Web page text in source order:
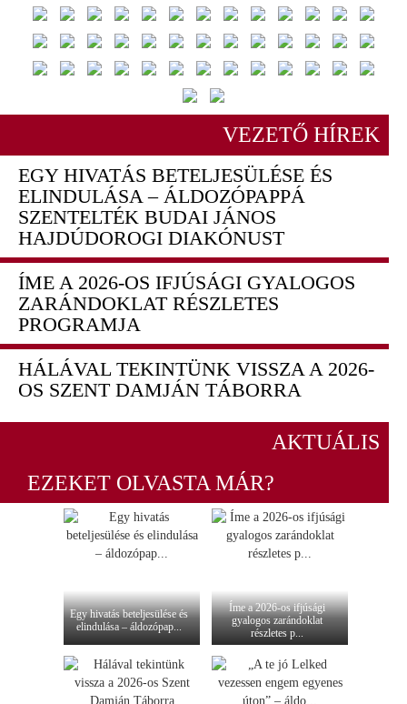
VEZETŐ HÍREK
EGY HIVATÁS BETELJESÜLÉSE ÉS
ELINDULÁSA – ÁLDOZÓPAPPÁ
SZENTELTÉK BUDAI JÁNOS
HAJDÚDOROGI DIAKÓNUST
ÍME A 2026-OS IFJÚSÁGI GYALOGOS
ZARÁNDOKLAT RÉSZLETES
PROGRAMJA
HÁLÁVAL TEKINTÜNK VISSZA A 2026-
OS SZENT DAMJÁN TÁBORRA
AKTUÁLIS
EZEKET OLVASTA MÁR?
Egy hivatás beteljesülése és
elindulása – áldozópap...
Íme a 2026-os ifjúsági
gyalogos zarándoklat
részletes p...